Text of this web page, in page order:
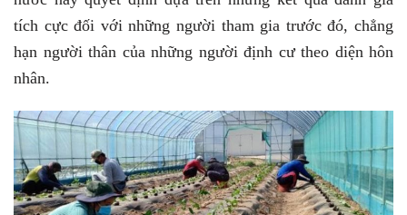
tích cực đối với những người tham gia trước đó, chẳng
hạn người thân của những người định cư theo diện hôn
nhân.